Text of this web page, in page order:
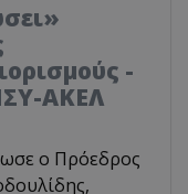
-
ΑΚΕΛ
ο Πρόεδρος